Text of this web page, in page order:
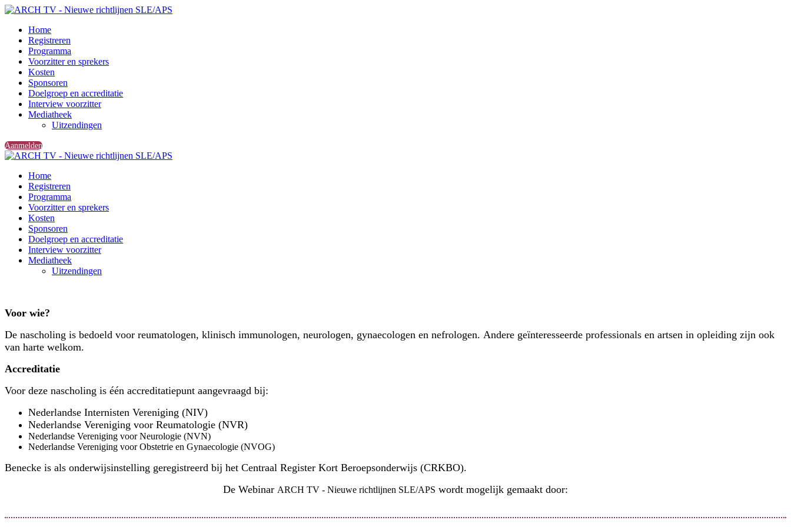
Home
Registreren
Programma
Voorzitter en sprekers
Kosten
Sponsoren
Doelgroep en accreditatie
Interview voorzitter
Mediatheek
Uitzendingen
Aanmelden
Home
Registreren
Programma
Voorzitter en sprekers
Kosten
Sponsoren
Doelgroep en accreditatie
Interview voorzitter
Mediatheek
Uitzendingen
Voor wie?
De nascholing is bedoeld voor reumatologen, klinisch immunologen, neurologen, gynaecologen en nefrologen. Andere geïnteresseerde professionals en artsen in opleiding zijn ook
van harte welkom.
Accreditatie
Voor deze nascholing is één accreditatiepunt aangevraagd bij:
Nederlandse Internisten Vereniging (NIV)
Nederlandse Vereniging voor Reumatologie (NVR)
Nederlandse Vereniging voor Neurologie (NVN)
Nederlandse Vereniging voor Obstetrie en Gynaecologie (NVOG)
Benecke is als onderwijsinstelling geregistreerd bij het Centraal Register Kort Beroepsonderwijs (CRKBO).
De Webinar ARCH TV - Nieuwe richtlijnen SLE/APS wordt mogelijk gemaakt door: